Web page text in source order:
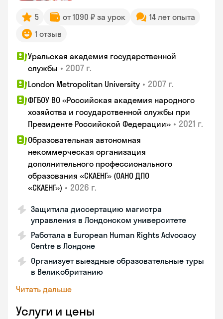
5 от 1090 ₽ за урок
14 лет опыта
1 отзыв
Уральская академия государственной
службы • 2007 г.
London Metropolitan University • 2007 г.
ФГБОУ ВО «Российская академия народного
хозяйства и государственной службы при
Президенте Российской Федерации» • 2021 г.
Образовательная автономная
некоммерческая организация
дополнительного профессионального
образования «СКАЕНГ» (ОАНО ДПО
«СКАЕНГ») • 2026 г.
Защитила диссертацию магистра
управления в Лондонском университете
Работала в European Human Rights Advocacy
Centre в Лондоне
Организует выездные образовательные туры
в Великобританию
Читать дальше
Услуги и цены